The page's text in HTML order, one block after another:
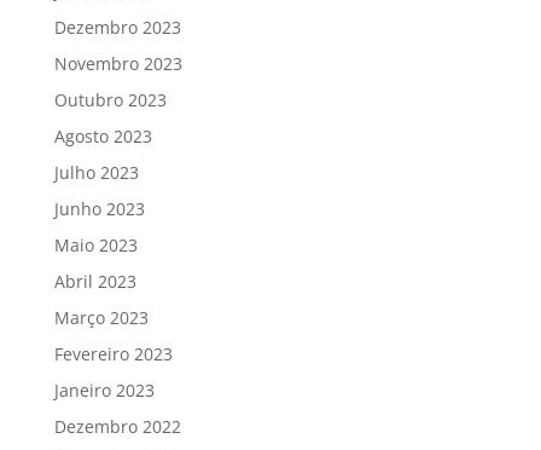
Dezembro 2023
Novembro 2023
Outubro 2023
Agosto 2023
Julho 2023
Junho 2023
Maio 2023
Abril 2023
Março 2023
Fevereiro 2023
Janeiro 2023
Dezembro 2022